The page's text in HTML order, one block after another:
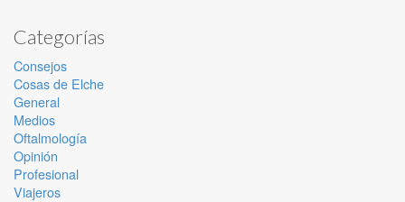
Categorías
Consejos
Cosas de Elche
General
Medios
Oftalmología
Opinión
Profesional
Viajeros